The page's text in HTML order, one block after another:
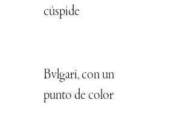
cúspide
Bvlgari, con un
punto de color